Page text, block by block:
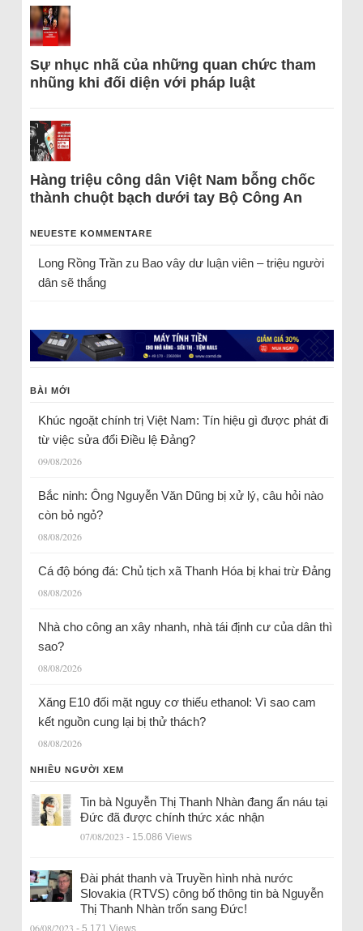
Sự nhục nhã của những quan chức tham
nhũng khi đối diện với pháp luật
Hàng triệu công dân Việt Nam bỗng chốc
thành chuột bạch dưới tay Bộ Công An
NEUESTE KOMMENTARE
Long Rồng Trầnzu Bao vây dư luận viên – triệu người
dân sẽ thắng
BÀI MỚI
Khúc ngoặt chính trị Việt Nam: Tín hiệu gì được phát đi
từ việc sửa đổi Điều lệ Đảng?
09/08/2026
Bắc ninh: Ông Nguyễn Văn Dũng bị xử lý, câu hỏi nào
còn bỏ ngỏ?
08/08/2026
Cá độ bóng đá: Chủ tịch xã Thanh Hóa bị khai trừ Đảng
08/08/2026
Nhà cho công an xây nhanh, nhà tái định cư của dân thì
sao?
08/08/2026
Xăng E10 đối mặt nguy cơ thiếu ethanol: Vì sao cam
kết nguồn cung lại bị thử thách?
08/08/2026
NHIỀU NGƯỜI XEM
Tin bà Nguyễn Thị Thanh Nhàn đang ẩn náu tại
Đức đã được chính thức xác nhận
07/08/2023 - 15.086 Views
Đài phát thanh và Truyền hình nhà nước
Slovakia (RTVS) công bố thông tin bà Nguyễn
Thị Thanh Nhàn trốn sang Đức!
06/08/2023 - 5.171 Views